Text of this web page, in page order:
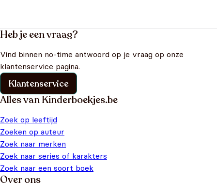
Heb je een vraag?
Vind binnen no-time antwoord op je vraag op onze
klantenservice pagina.
Klantenservice
Alles van Kinderboekjes.be
Zoek op leeftijd
Zoeken op auteur
Zoek naar merken
Zoek naar series of karakters
Zoek naar een soort boek
Over ons